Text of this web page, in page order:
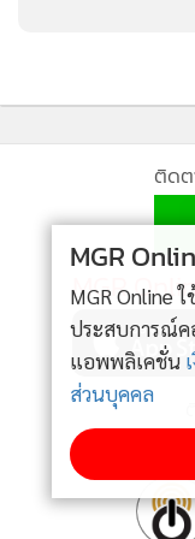
ติดต
MGR
MGR Online
MGR Online ใช้คุ
ประสบการณ์คอนเ
แอพพลิเคชั่นเงื่อนไ
ส่วนบุคคล